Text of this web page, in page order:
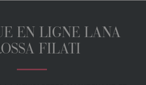
EN LIGNE LANA
FILATI